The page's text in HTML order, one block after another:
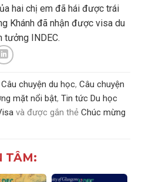
hai chị em đã hái được trái
Khánh đã nhận được visa du
tưởng INDEC.
Câu chuyện du học, Câu chuyện
mặt nổi bật, Tin tức Du học
và được gắn thẻ Chúc mừng
TÂM: